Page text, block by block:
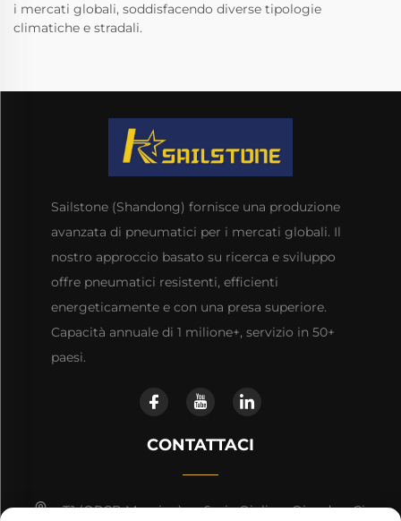
i mercati globali, soddisfacendo diverse tipologie
climatiche e stradali.
Sailstone (Shandong) fornisce una produzione
avanzata di pneumatici per i mercati globali. Il
nostro approccio basato su ricerca e sviluppo
offre pneumatici resistenti, efficienti
energeticamente e con una presa superiore.
Capacità annuale di 1 milione+, servizio in 50+
paesi.
CONTATTACI
T1 (QRCB Mansion), n. 6, via Qinling, Qingdao, Cina